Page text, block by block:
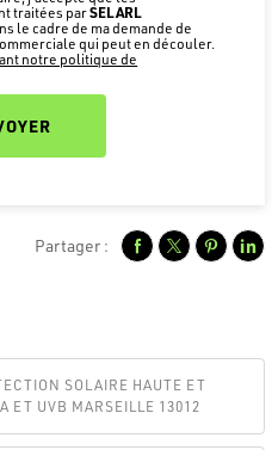
traitées parSELARL
le cadre de ma demande de
qui peut en découler.
notre politique de
Partager :
SOLAIRE HAUTE ET
ET UVB MARSEILLE 13012